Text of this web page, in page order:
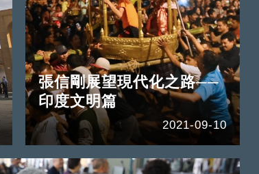
張信剛展望現代化之路──
印度文明篇
2021-09-10